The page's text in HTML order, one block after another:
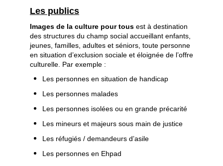
Les publics
Images de la culture pour tous est à destination
des structures du champ social accueillant enfants,
jeunes, familles, adultes et séniors, toute personne
en situation d’exclusion sociale et éloignée de l’offre
culturelle. Par exemple :
Les personnes en situation de handicap
Les personnes malades
Les personnes isolées ou en grande précarité
Les mineurs et majeurs sous main de justice
Les réfugiés / demandeurs d’asile
Les personnes en Ehpad